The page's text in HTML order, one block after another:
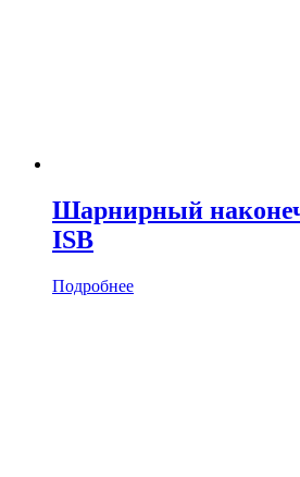
Шарнирный
ISB
Подробнее